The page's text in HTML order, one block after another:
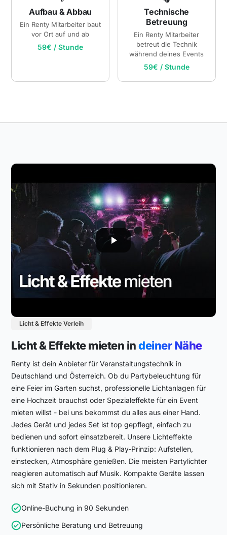
Aufbau & Abbau
Ein Renty Mitarbeiter baut
vor Ort auf und ab
59€ / Stunde
Technische
Betreuung
Ein Renty Mitarbeiter
betreut die Technik
während deines Events
59€ / Stunde
Licht & Effekte Verleih
Licht & Effekte mieten indeiner Nähe
Renty ist dein Anbieter für Veranstaltungstechnik in
Deutschland und Österreich. Ob du Partybeleuchtung für
eine Feier im Garten suchst, professionelle Lichtanlagen für
eine Hochzeit brauchst oder Spezialeffekte für ein Event
mieten willst - bei uns bekommst du alles aus einer Hand.
Jedes Gerät und jedes Set ist top gepflegt, einfach zu
bedienen und sofort einsatzbereit. Unsere Lichteffekte
funktionieren nach dem Plug & Play-Prinzip: Aufstellen,
einstecken, Atmosphäre genießen. Die meisten Partylichter
reagieren automatisch auf Musik. Kompakte Geräte lassen
sich mit Stativ in Sekunden positionieren.
Online-Buchung in 90 Sekunden
Persönliche Beratung und Betreuung